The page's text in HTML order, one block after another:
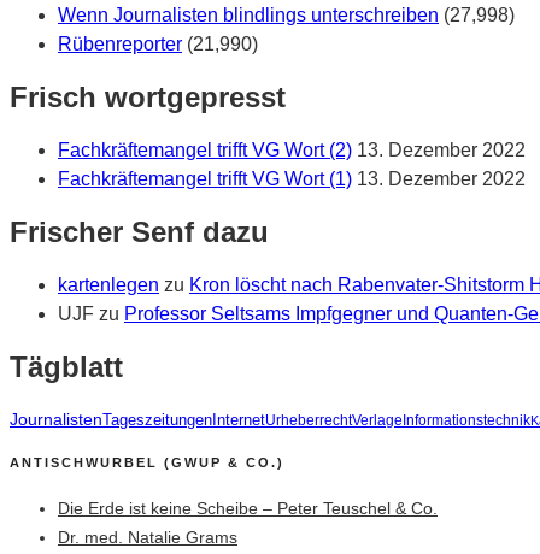
Wenn Journalisten blindlings unterschreiben (27,998)
Rübenreporter (21,990)
Frisch wortgepresst
Fachkräftemangel trifft VG Wort (2) 13. Dezember 2022
Fachkräftemangel trifft VG Wort (1) 13. Dezember 2022
Frischer Senf dazu
kartenlegen zu Kron löscht nach Rabenvater-Shitstorm
UJF zu Professor Seltsams Impfgegner und Quanten-
Tägblatt
JournalistenTageszeitungen InternetUrheberrechtVerlage Informationstechnik
ANTISCHWURBEL (GWUP & CO.)
Die Erde ist keine Scheibe – Peter Teuschel & Co.
Dr. med. Natalie Grams